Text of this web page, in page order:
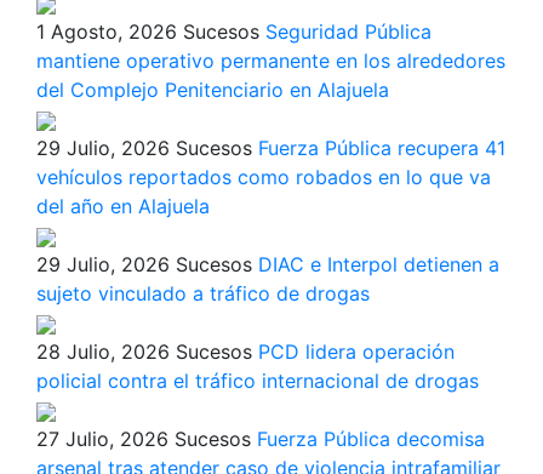
1 Agosto, 2026 Sucesos Seguridad Pública
mantiene operativo permanente en los alrededores
del Complejo Penitenciario en Alajuela
29 Julio, 2026 Sucesos Fuerza Pública recupera 41
vehículos reportados como robados en lo que va
del año en Alajuela
29 Julio, 2026 Sucesos DIAC e Interpol detienen a
sujeto vinculado a tráfico de drogas
28 Julio, 2026 Sucesos PCD lidera operación
policial contra el tráfico internacional de drogas
27 Julio, 2026 Sucesos Fuerza Pública decomisa
arsenal tras atender caso de violencia intrafamiliar